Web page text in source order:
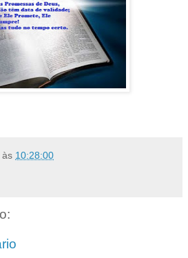
às 10:28:00